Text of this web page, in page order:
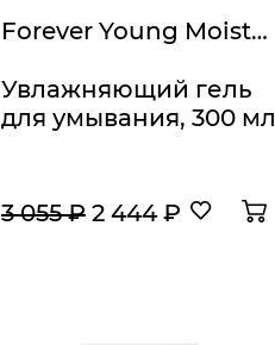
Forever Young Moisturizing Facial Wash
Увлажняющий гель
для умывания, 300 мл
3 055 ₽2 444 ₽